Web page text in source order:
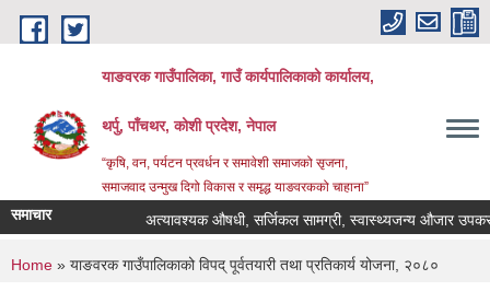
Skip to main content
याङवरक गाउँपालिका, गाउँ कार्यपालिकाको कार्यालय,
थर्पु, पाँचथर, कोशी प्रदेश, नेपाल
“कृषि, वन, पर्यटन प्रवर्धन र समावेशी समाजको सृजना,
समाजवाद उन्मुख दिगो विकास र समृद्ध याङवरकको चाहाना”
समाचार अत्यावश्यक औषधी, सर्जिकल सामग्री, स्वास्थ्यजन्य औजार
You are here
Home » याङवरक गाउँपालिकाको विपद् पूर्वतयारी तथा प्रतिकार्य योजना, २०८०